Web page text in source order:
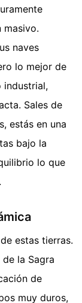
masivo.
naves
lo mejor de
industrial,
Sales de
estás en una
bajo la
lo que
estas tierras.
la Sagra
de
muy duros,